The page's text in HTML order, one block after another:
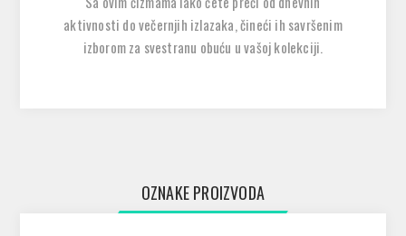
aktivnosti do večernjih izlazaka, čineći ih savršenim
izborom za svestranu obuću u vašoj kolekciji.
OZNAKE PROIZVODA